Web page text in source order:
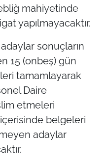
mahiyetinde
yapılmayacaktır.
sonuçların
15 (onbeş) gün
tamamlayarak
Daire
etmeleri
belgeleri
adaylar